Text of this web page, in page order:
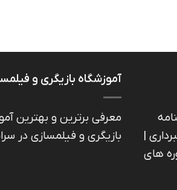
|
های
آموزشگاه بازیگری و
معرفی برترین و بهترین
بازیگری و فیلمسازی در